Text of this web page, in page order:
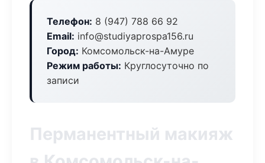
Телефон: 8 (947) 788 66 92
Email: info@studiyaprospa156.ru
Город: Комсомольск-на-Амуре
Режим работы: Круглосуточно по
записи
Перманентный макияж